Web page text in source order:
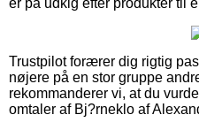
Trustpilot forærer dig rigtig
nøjere på en stor gruppe
rekommanderer vi, at du
omtaler af Bj?rneklo af